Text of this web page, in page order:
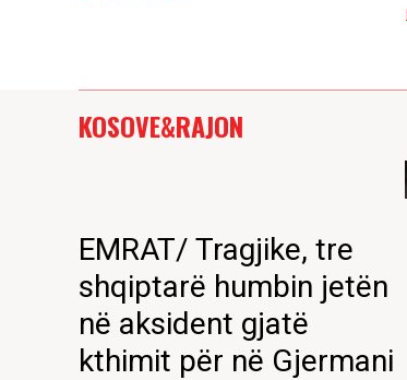
KOSOVE&RAJON
EMRAT/ Tragjike, tre
shqiptarë humbin jetën
në aksident gjatë
kthimit për në Gjermani